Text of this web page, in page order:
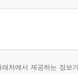
래처에서 제공하는 정